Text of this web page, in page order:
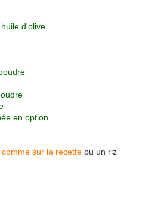
d'olive
en option
comme sur la recette ou un riz